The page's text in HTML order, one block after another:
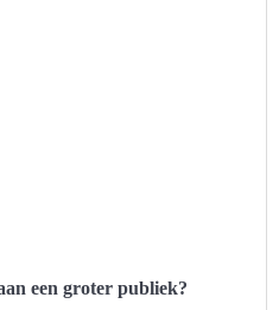
een groter publiek?